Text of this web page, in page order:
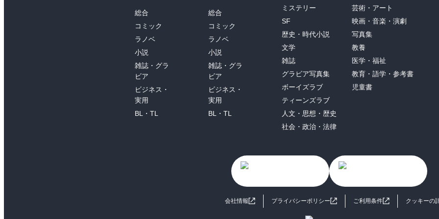
総合
コミック
ラノベ
小説
雑誌・グラ
ビア
ビジネス・
実用
BL・TL
総合
コミック
ラノベ
小説
雑誌・グラ
ビア
ビジネス・
実用
BL・TL
ミステリー
SF
歴史・時代小説
文学
雑誌
グラビア写真集
ボーイズラブ
ティーンズラブ
人文・思想・歴史
社会・政治・法律
芸術・アート
映画・音楽・演劇
写真集
教養
医学・福祉
教育・語学・参考書
児童書
会社情報 プライバシーポリシー ご利用条件 クッキーの